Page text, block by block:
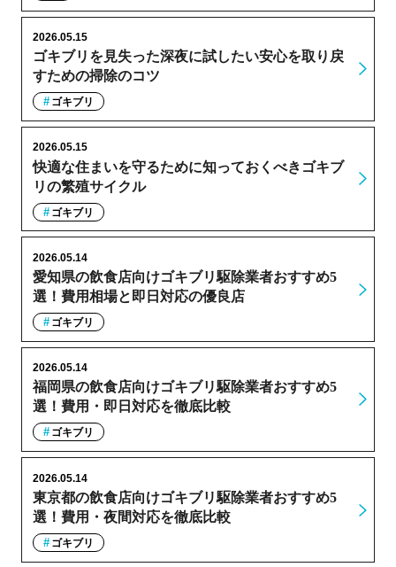
ゴキブリを見失った深夜に試したい安心を取り戻
すための掃除のコツ
2026.05.15
ゴキブリ
快適な住まいを守るために知っておくべきゴキブ
リの繁殖サイクル
2026.05.15
ゴキブリ
愛知県の飲食店向けゴキブリ駆除業者おすすめ5
選！費用相場と即日対応の優良店
2026.05.14
ゴキブリ
福岡県の飲食店向けゴキブリ駆除業者おすすめ5
選！費用・即日対応を徹底比較
2026.05.14
ゴキブリ
東京都の飲食店向けゴキブリ駆除業者おすすめ5
選！費用・夜間対応を徹底比較
2026.05.14
ゴキブリ